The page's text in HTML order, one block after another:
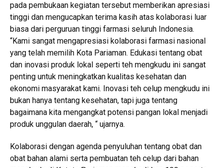
pada pembukaan kegiatan tersebut memberikan apresiasi
tinggi dan mengucapkan terima kasih atas kolaborasi luar
biasa dari perguruan tinggi farmasi seluruh Indonesia.
“Kami sangat mengapresiasi kolaborasi farmasi nasional
yang telah memilih Kota Pariaman. Edukasi tentang obat
dan inovasi produk lokal seperti teh mengkudu ini sangat
penting untuk meningkatkan kualitas kesehatan dan
ekonomi masyarakat kami. Inovasi teh celup mengkudu ini
bukan hanya tentang kesehatan, tapi juga tentang
bagaimana kita mengangkat potensi pangan lokal menjadi
produk unggulan daerah, “ ujarnya.
Kolaborasi dengan agenda penyuluhan tentang obat dan
obat bahan alami serta pembuatan teh celup dari bahan